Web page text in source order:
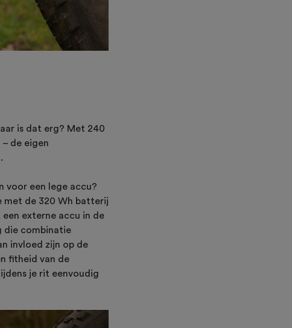
is dat erg? Met 240
de eigen
voor een lege accu?
met de 320 Wh batterij
een externe accu in de
die combinatie
invloed zijn op de
fitheid van de
je rit eenvoudig